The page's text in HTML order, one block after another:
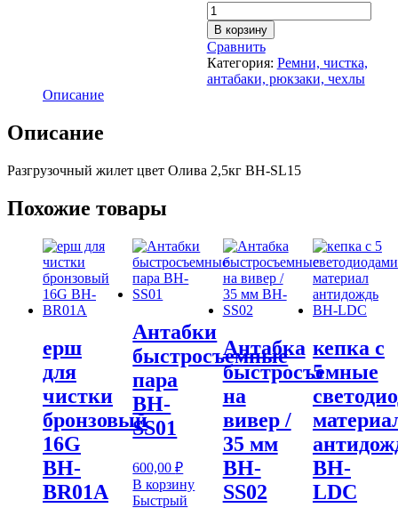
Количество
товара
Разгрузочный
жилет
цвет
Олива
В корзину
Сравнить
Категория: Ремни, чистка,
антабаки, рюкзаки, чехлы
Описание
Описание
Разгрузочный жилет цвет Олива 2,5кг BH-SL15
Похожие товары
ерш
для
чистки
бронзовый
16G
BH-
BR01A
Антабки
быстросъемные
пара
BH-
SS01
600,00₽
В корзину
Быстрый
Антабка
быстросъемные
на
вивер /
35 мм
BH-
SS02
кепка с
5
BH-
LDC